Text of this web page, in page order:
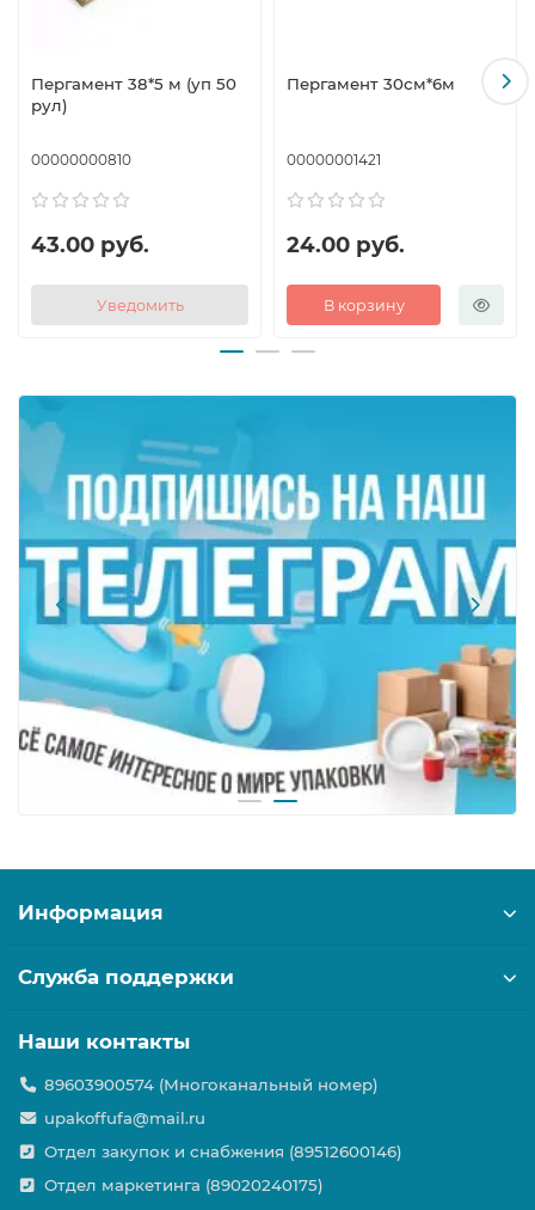
Пергамент 38*5 м (уп 50
рул)
00000000810
43.00 руб.
Уведомить
Пергамент 30см*6м
00000001421
24.00 руб.
В корзину
Информация
Служба поддержки
Наши контакты
89603900574 (Многоканальный номер)
upakoffufa@mail.ru
Отдел закупок и снабжения (89512600146)
Отдел маркетинга (89020240175)